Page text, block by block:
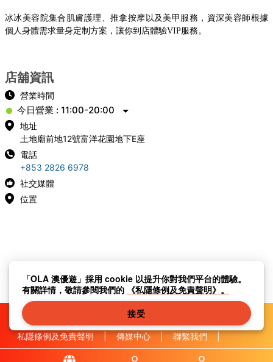
冰冰美容院集合肌膚護理、推拿按摩以及美甲服務，資深美容師根據
個人身體需求量身定制方案，讓你到店體驗VIP服務 。
店舖資訊
營業時間
今日營業 : 11:00-20:00
地址
土地廟前地12號富洋花園地下E座
電話
+853 2826 6978
社交媒體
位置
私隱條例及免責聲明 | 傳媒中心 | 聯繫我們 |
|
「OLA 澳優遊」採用 cookie 以提升你對我們平台的體驗。
有關詳情，敬請參閱我們的 《私隱條例及免責聲明》。
接受